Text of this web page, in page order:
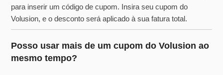
para inserir um código de cupom. Insira seu cupom do
Volusion, e o desconto será aplicado à sua fatura total.
Posso usar mais de um cupom do Volusion ao
mesmo tempo?